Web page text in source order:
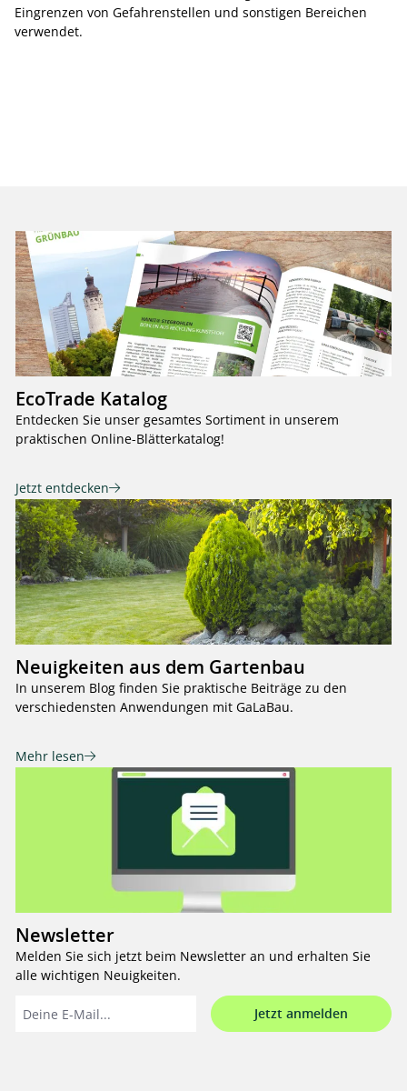
Eingrenzen von Gefahrenstellen und sonstigen Bereichen
verwendet.
EcoTrade Katalog
Entdecken Sie unser gesamtes Sortiment in unserem
praktischen Online-Blätterkatalog!
Jetzt entdecken
Neuigkeiten aus dem Gartenbau
In unserem Blog finden Sie praktische Beiträge zu den
verschiedensten Anwendungen mit GaLaBau.
Mehr lesen
Newsletter
Melden Sie sich jetzt beim Newsletter an und erhalten Sie
alle wichtigen Neuigkeiten.
Jetzt anmelden